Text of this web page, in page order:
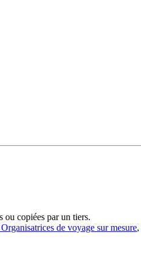
ou copiées par un tiers.
de voyage sur mesure,